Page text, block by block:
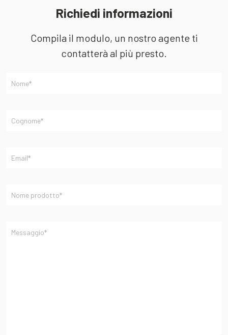
Richiedi informazioni
Compila il modulo, un nostro agente ti
contatterà al più presto.